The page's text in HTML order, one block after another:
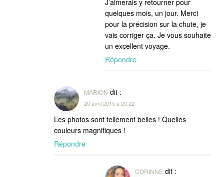
J’aimerais y retourner pour
quelques mois, un jour. Merci
pour la précision sur la chute, je
vais corriger ça. Je vous souhaite
un excellent voyage.
Répondre
MARION dit :
20 avril 2015 à 20:22
Les photos sont tellement belles ! Quelles
couleurs magnifiques !
Répondre
CORINNE dit :